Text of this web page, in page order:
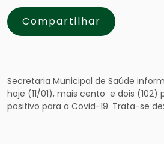
Compartilhar
Secretaria Municipal de Saúde
hoje (11/01), mais cento e dois
positivo para a Covid-19. Trata-se de: